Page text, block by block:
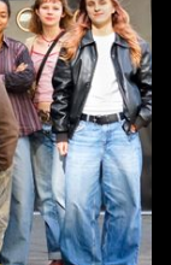
om
stage-
kan
Houdt